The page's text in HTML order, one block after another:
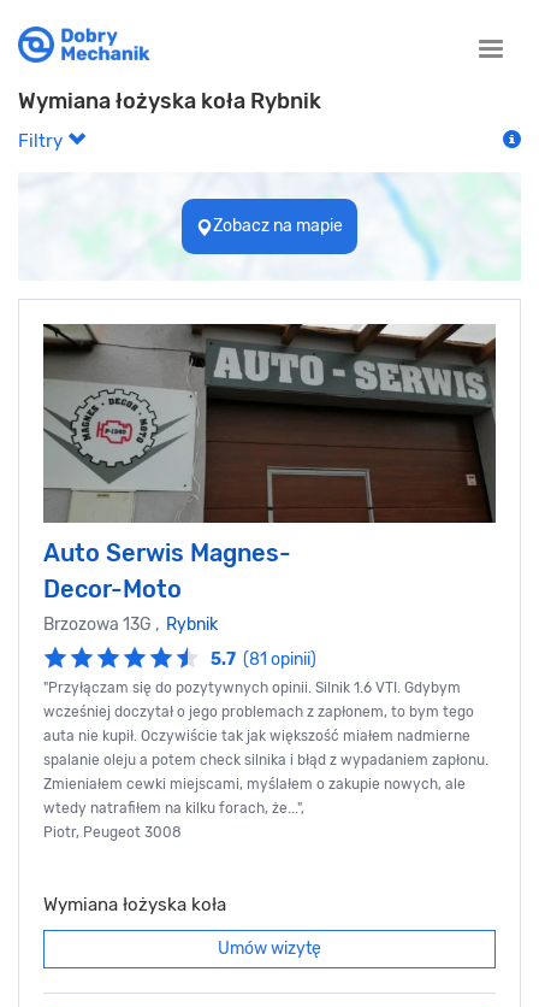
Toggle
Wymiana łożyska koła Rybnik
Filtry
Zobacz na mapie
Auto Serwis Magnes-
Decor-Moto
Brzozowa 13G , Rybnik
5.7 (81 opinii)
"Przyłączam się do pozytywnych opinii. Silnik 1.6 VTI. Gdybym
wcześniej doczytał o jego problemach z zapłonem, to bym tego
auta nie kupił. Oczywiście tak jak większość miałem nadmierne
spalanie oleju a potem check silnika i błąd z wypadaniem zapłonu.
Zmieniałem cewki miejscami, myślałem o zakupie nowych, ale
wtedy natrafiłem na kilku forach, że...",
Piotr, Peugeot 3008
Wymiana łożyska koła
Umów wizytę